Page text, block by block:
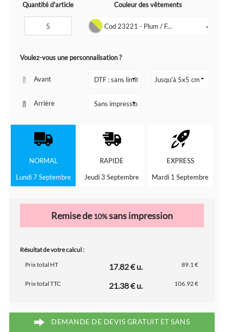
Quantité d'article Couleur des vêtements
Cod 23221 - Plum / F... ▼
Voulez-vous une personnalisation ?
Avant
Arrière
NORMAL
Lundi 7 Septembre
RAPIDE
Jeudi 3 Septembre
EXPRESS
Mardi 1 Septembre
Remise de10%sans impression
Résultat de votre calcul :
Prix total HT
17.82 € u. 89.1 €
Prix total TTC 21.38 € u. 106.92 €
DEMANDE DE DEVIS GRATUIT ET SANS